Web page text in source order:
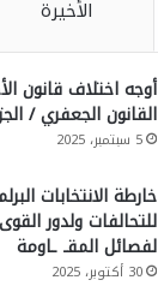
الأخيرة
أوجه اختلاف قانون
القانون الجعفري /
5 سبتمبر، 2025
للتحالفات ولدور
لفصائل المقـ ـاومة
30 أكتوبر، 2025